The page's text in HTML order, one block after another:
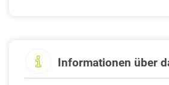
Informationen über